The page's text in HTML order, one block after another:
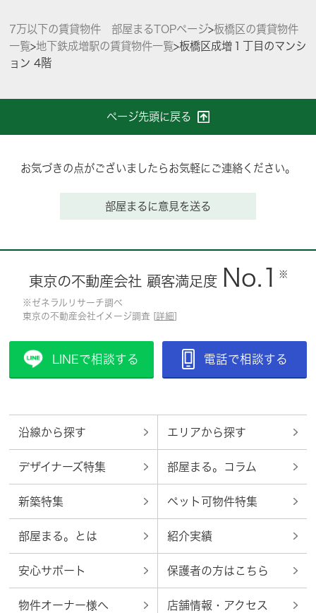
7万以下の賃貸物件 部屋まるTOPページ>板橋区の賃貸物件
一覧>地下鉄成増駅の賃貸物件一覧>板橋区成増１丁目のマンシ
ョン 4階
ページ先頭に戻る
お気づきの点がございましたらお気軽にご連絡ください。
部屋まるに意見を送る
東京の不動産会社 顧客満足度 No.1 ※
※ゼネラルリサーチ調べ
東京の不動産会社イメージ調査 [詳細]
LINEで相談する 電話で相談する
沿線から探す エリアから探す
デザイナーズ特集 部屋まる。コラム
新築特集 ペット可物件特集
部屋まる。とは 紹介実績
安心サポート 保護者の方はこちら
物件オーナー様へ 店舗情報・アクセス